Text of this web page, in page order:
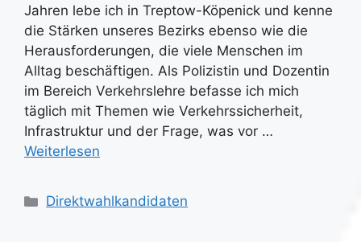
Jahren lebe ich in Treptow-Köpenick und kenne
die Stärken unseres Bezirks ebenso wie die
Herausforderungen, die viele Menschen im
Alltag beschäftigen. Als Polizistin und Dozentin
im Bereich Verkehrslehre befasse ich mich
täglich mit Themen wie Verkehrssicherheit,
Infrastruktur und der Frage, was vor …
Weiterlesen
Kategorien
Direktwahlkandidaten